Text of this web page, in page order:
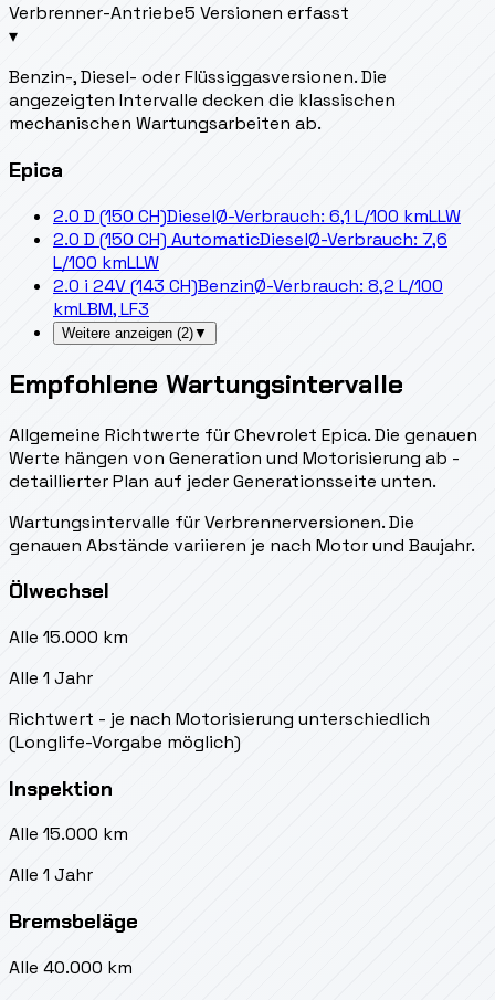
Verbrenner-Antriebe5 Versionen erfasst
▾
Benzin-, Diesel- oder Flüssiggasversionen. Die
angezeigten Intervalle decken die klassischen
mechanischen Wartungsarbeiten ab.
Epica
2.0 D (150 CH)DieselØ-Verbrauch: 6,1 L/100 kmLLW
2.0 D (150 CH) AutomaticDieselØ-Verbrauch: 7,6
L/100 kmLLW
2.0 i 24V (143 CH)BenzinØ-Verbrauch: 8,2 L/100
kmLBM, LF3
Weitere anzeigen (2)▼
Empfohlene Wartungsintervalle
Allgemeine Richtwerte für Chevrolet Epica. Die genauen
Werte hängen von Generation und Motorisierung ab -
detaillierter Plan auf jeder Generationsseite unten.
Wartungsintervalle für Verbrennerversionen. Die
genauen Abstände variieren je nach Motor und Baujahr.
Ölwechsel
Alle 15.000 km
Alle 1 Jahr
Richtwert - je nach Motorisierung unterschiedlich
(Longlife-Vorgabe möglich)
Inspektion
Alle 15.000 km
Alle 1 Jahr
Bremsbeläge
Alle 40.000 km